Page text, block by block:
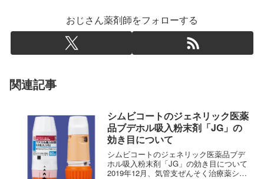
おじさん薬剤師をフォローする
関連記事
シムビコートのジェネリック医薬
品ブデホル吸入粉末剤「JG」の
効き目について
シムビコートのジェネリック医薬品ブデ
ホル吸入粉末剤「JG」の効き目について
2019年12月、気管支ぜんそく治療薬シム